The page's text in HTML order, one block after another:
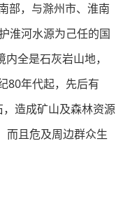
部，与滁州市、淮南
淮河水源为己任的国
全是石灰岩山地，
80年代起，先后有
造成矿山及森林资源
而且危及周边群众生